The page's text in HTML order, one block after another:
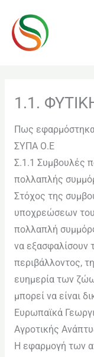
στο
περιεχόμενο
1.1.
Πως
ΣΥΠΑ Ο.Ε
Σ.1.1 Συμβουλές
πολλαπλής
Στόχος της
υποχρεώσεων
πολλαπλή
να εξασφαλίσουν
περιβάλλοντος,
ευημερία των
μπορεί να είναι
Ευρωπαϊκά
Αγροτικής
Η εφαρμογή των
owner
made
commitment
accessibility
and
please
encounter
using